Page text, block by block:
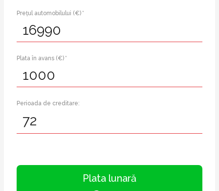
Prețul automobilului (€) *
Plata în avans (€) *
Perioada de creditare:
Plata lunară